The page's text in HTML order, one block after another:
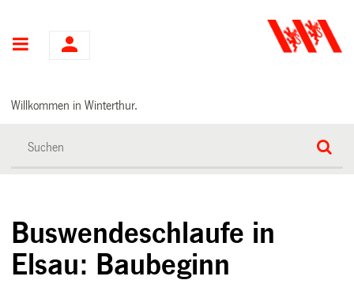
Hauptnavigation
Willkommen in Winterthur.
Buswendeschlaufe in
Elsau: Baubeginn